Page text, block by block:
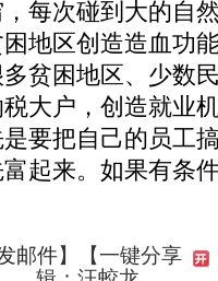
每次碰到大的自
地区创造造血功
贫困地区、少数
大户，创造就业
要把自己的员工
起来。如果有条
邮件】
【一键分享